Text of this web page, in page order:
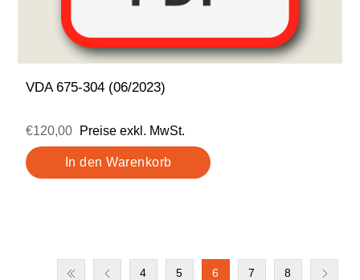
VDA 675-304 (06/2023)
€120,00 Preise exkl. MwSt.
4 5 6 7 8